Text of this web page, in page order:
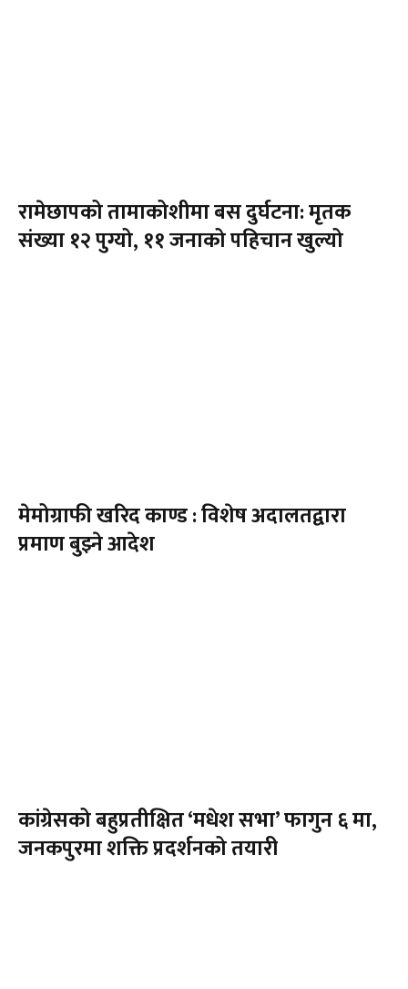
रामेछापको तामाकोशीमा बस दुर्घटना: मृतक
संख्या १२ पुग्यो, ११ जनाको पहिचान खुल्यो
मेमोग्राफी खरिद काण्ड : विशेष अदालतद्वारा
प्रमाण बुझ्ने आदेश
कांग्रेसको बहुप्रतीक्षित ‘मधेश सभा’ फागुन ६ मा,
जनकपुरमा शक्ति प्रदर्शनको तयारी